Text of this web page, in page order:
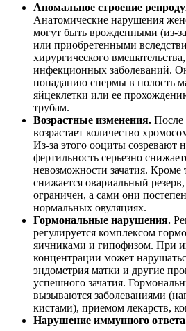
Аномальное строение
Анатомические нарушения
могут быть врожденными (из-
или приобретенными
хирургического
инфекционных заболеваний.
попаданию спермы в полость
яйцеклетки или ее
трубам.
Возрастные изменения. После
возрастает количество
Из-за этого ооциты созревают
фертильность серьезно
невозможности зачатия. Кроме
снижается овариальный
ограничен, а сами они
нормальных овуляциях.
Гормональные нарушения.
регулируется комплексом
яичниками и гипофизом. При
концентрации может
эндометрия матки и другие
успешного зачатия.
вызываются заболеваниями
кистами), приемом лекарств,
Нарушение иммунного